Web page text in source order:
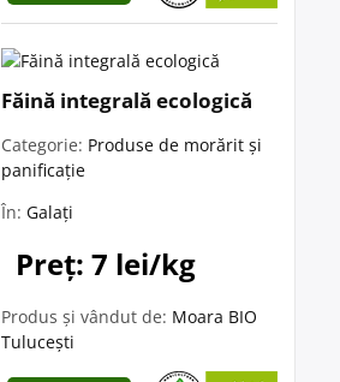
Făină integrală ecologică
Categorie: Produse de morărit și
panificație
În: Galați
Preț: 7 lei/kg
Produs și vândut de: Moara BIO
Tulucești